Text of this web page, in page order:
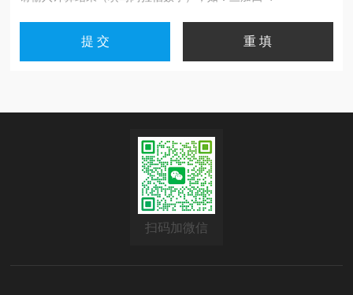
扫码加微信